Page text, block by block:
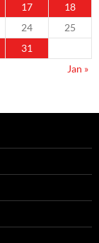
17
18
24
25
31
Jan »